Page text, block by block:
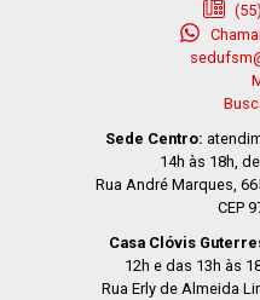
Sede Centro:
14h às 18h,
Rua André Marques,
CEP
Casa Clóvis
12h e das 13h às
Rua Erly de Almeida